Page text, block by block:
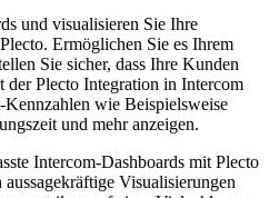
und visualisieren Sie Ihre
Ermöglichen Sie es Ihrem
Sie sicher, dass Ihre Kunden
der Plecto Integration in Intercom
wie Beispielsweise
und mehr anzeigen.
Intercom-Dashboards mit Plecto
Visualisierungen